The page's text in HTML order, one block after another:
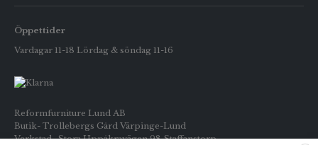
Öppettider
Vardagar 11-18 Lördag & söndag 11-16
Reformfurniture Lund AB
Butik- Trollebergs Gård Värpinge-Lund
Verkstad- Stora Uppåkravägen 98 Staffanstorp